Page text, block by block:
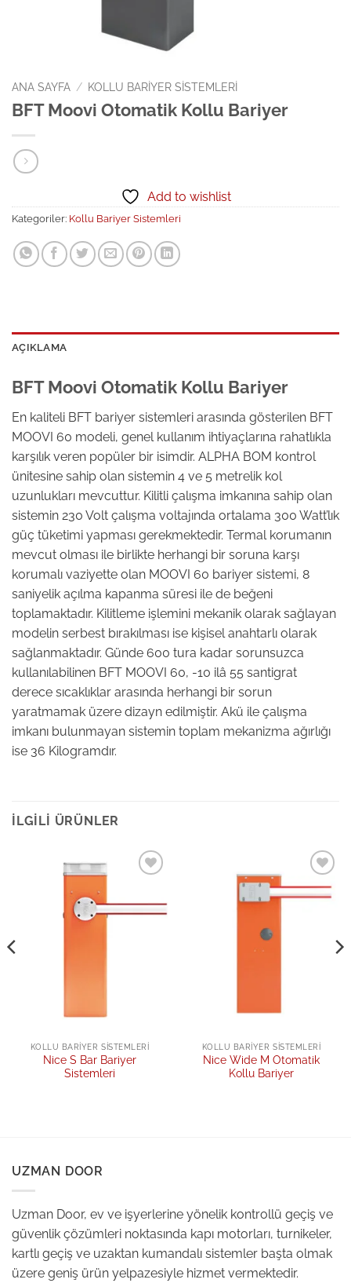
ANA SAYFA / KOLLU BARIYER SISTEMLERI
BFT Moovi Otomatik Kollu Bariyer
Add to wishlist
Kategoriler: Kollu Bariyer Sistemleri
AÇIKLAMA
BFT Moovi Otomatik Kollu Bariyer
En kaliteli BFT bariyer sistemleri arasında gösterilen BFT
MOOVI 60 modeli, genel kullanım ihtiyaçlarına rahatlıkla
karşılık veren popüler bir isimdir. ALPHA BOM kontrol
ünitesine sahip olan sistemin 4 ve 5 metrelik kol
uzunlukları mevcuttur. Kilitli çalışma imkanına sahip olan
sistemin 230 Volt çalışma voltajında ortalama 300 Watt’lık
güç tüketimi yapması gerekmektedir. Termal korumanın
mevcut olması ile birlikte herhangi bir soruna karşı
korumalı vaziyette olan MOOVI 60 bariyer sistemi, 8
saniyelik açılma kapanma süresi ile de beğeni
toplamaktadır. Kilitleme işlemini mekanik olarak sağlayan
modelin serbest bırakılması ise kişisel anahtarlı olarak
sağlanmaktadır. Günde 600 tura kadar sorunsuzca
kullanılabilinen BFT MOOVI 60, -10 ilâ 55 santigrat
derece sıcaklıklar arasında herhangi bir sorun
yaratmamak üzere dizayn edilmiştir. Akü ile çalışma
imkanı bulunmayan sistemin toplam mekanizma ağırlığı
ise 36 Kilogramdır.
İLGILI ÜRÜNLER
KOLLU BARIYER SISTEMLERI
Nice S Bar Bariyer
Sistemleri
Add to
wishlist
KOLLU BARIYER SISTEMLERI
Nice Wide M Otomatik
Kollu Bariyer
UZMAN DOOR
Uzman Door, ev ve işyerlerine yönelik kontrollü geçiş ve
güvenlik çözümleri noktasında kapı motorları, turnikeler,
kartlı geçiş ve uzaktan kumandalı sistemler başta olmak
üzere geniş ürün yelpazesiyle hizmet vermektedir.